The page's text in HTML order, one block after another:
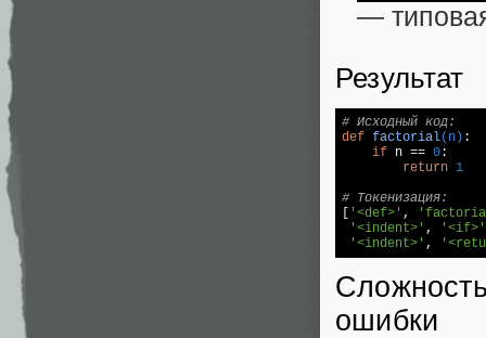
—
Результат
# Исходный код:
def factorial(n) :
if n == 0:
return 1
# Токенизация:
'<def>' ,
'<indent>' ,
'<if>'
'<indent>' ,
ошибки